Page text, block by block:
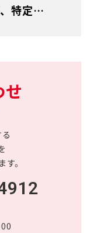
特定…
せ
。